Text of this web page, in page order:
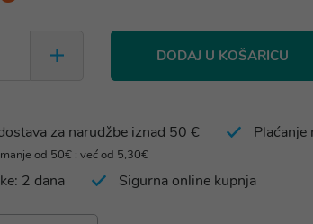
DODAJ U KOŠARICU
za narudžbe iznad 50 €
od 50€ : već od 5,30€
Plaćanje
2 dana Sigurna online kupnja